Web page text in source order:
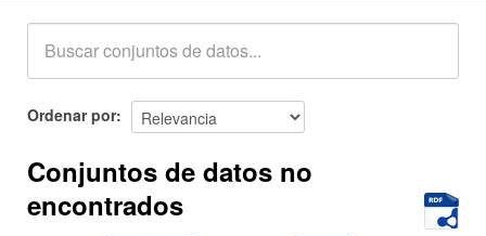
Acerca de
Ordenar por
Conjuntos de datos no
encontrados